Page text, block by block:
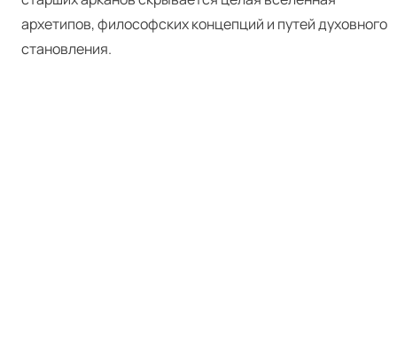
архетипов, философских концепций и путей духовного
становления.